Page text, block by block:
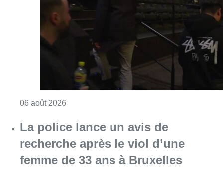
recherche après le viol d’une
femme de 33 ans à Bruxelles